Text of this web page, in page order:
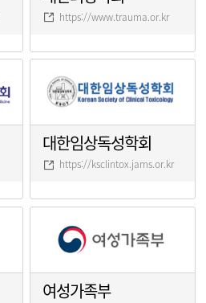
https://www.trauma.or.kr
대한임상독성학회
https://ksclintox.jams.or.kr
여성가족부